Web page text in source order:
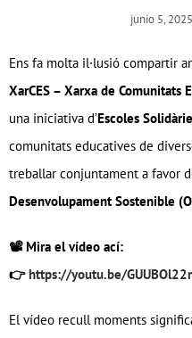
junio 5, 2025
Ens fa molta il·lusió compartir
XarCES – Xarxa de Comunitats
una iniciativa d’Escoles
comunitats educatives de
treballar conjuntament a favor
Desenvolupament Sostenible
📽️ Mira el vídeo ací:
👉https://youtu.be/
El vídeo recull moments